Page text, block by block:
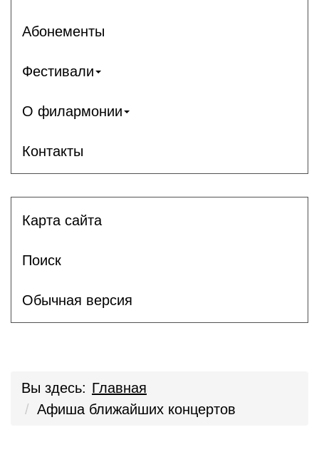
Абонементы
Фестивали
О филармонии
Контакты
Карта сайта
Поиск
Обычная версия
Вы здесь: Главная
Афиша ближайших концертов